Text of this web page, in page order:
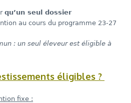
qu’un seul dossier
au cours du programme 23-27
: un seul éleveur est éligible à
éligibles ?
fixe :